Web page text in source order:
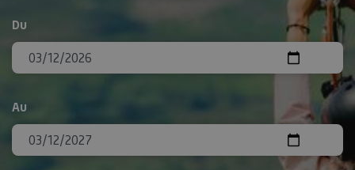
Du
Au